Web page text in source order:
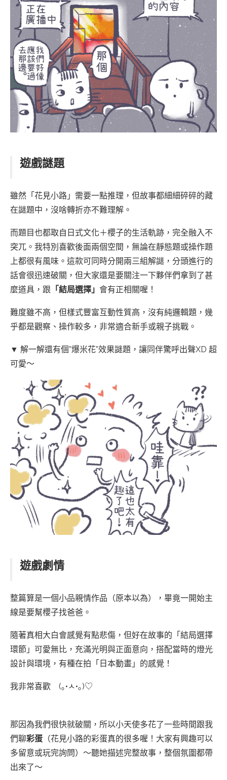
遊戲謎題
雖然「花見小路」需要一點推理，但故事都細細碎碎的藏
在謎題中，沒啥轉折亦不難理解。
而題目也都取自日式文化＋櫻子的生活軌跡，完全融入不
突兀。我特別喜歡後面兩個空間，無論在靜態題或操作題
上都很有風味。這款可同時分開兩三組解謎，分頭進行的
話會很迅速破關，但大家還是要關注一下夥伴們拿到了甚
麼道具，跟 「結局選擇」 會有正相關喔！
難度雖不高，但樣式豐富互動性質高，沒有純邏輯題，幾
乎都是觀察、操作較多，非常適合新手或親子挑戰。
▼ 解一解還有個”爆米花”效果謎題，讓同伴驚呼出聲XD 超
可愛～
遊戲劇情
整篇算是一個小品親情作品（原本以為），畢竟一開始主
線是要幫櫻子找爸爸。
隨著真相大白會感覺有點悲傷，但好在故事的「結局選擇
環節」可愛無比，充滿光明與正面意向，搭配當時的燈光
設計與環境，有種在拍「日本動畫」的感覺！
我非常喜歡 (｡•ㅅ•｡)♡
那因為我們很快就破關，所以小天使多花了一些時間跟我
們聊彩蛋 （花見小路的彩蛋真的很多喔！大家有興趣可以
多留意或玩完詢問）～聽她描述完整故事，整個氛圍都帶
出來了～